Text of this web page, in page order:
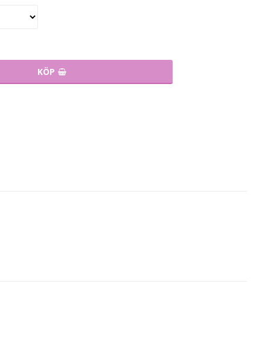
KÖP